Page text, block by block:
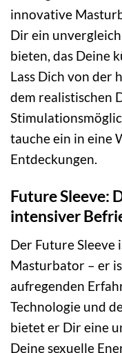
innovative
Dir ein
bieten, das Deine
Lass Dich von der
dem realistischen
tauche ein in eine
Entdeckungen.
Future Sleeve:
intensiver
Der Future Sleeve
Masturbator – er
aufregenden
Technologie und
bietet er Dir eine
Deine sexuelle